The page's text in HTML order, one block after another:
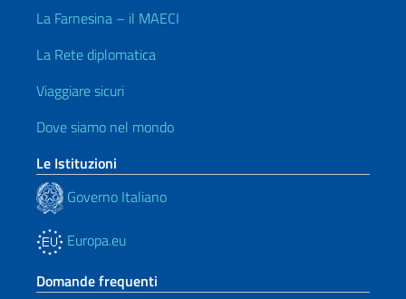
La Farnesina – il MAECI
La Rete diplomatica
Viaggiare sicuri
Dove siamo nel mondo
Le Istituzioni
Governo Italiano
Europa.eu
Domande frequenti